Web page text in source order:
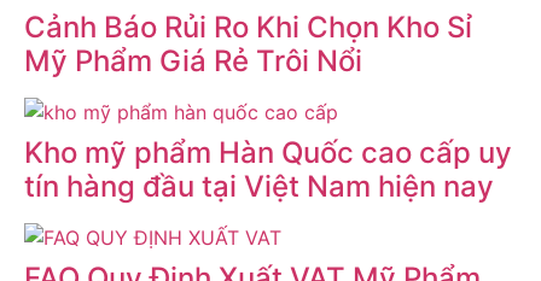
Cảnh Báo Rủi Ro Khi Chọn Kho Sỉ
Mỹ Phẩm Giá Rẻ Trôi Nổi
Kho mỹ phẩm Hàn Quốc cao cấp uy
tín hàng đầu tại Việt Nam hiện nay